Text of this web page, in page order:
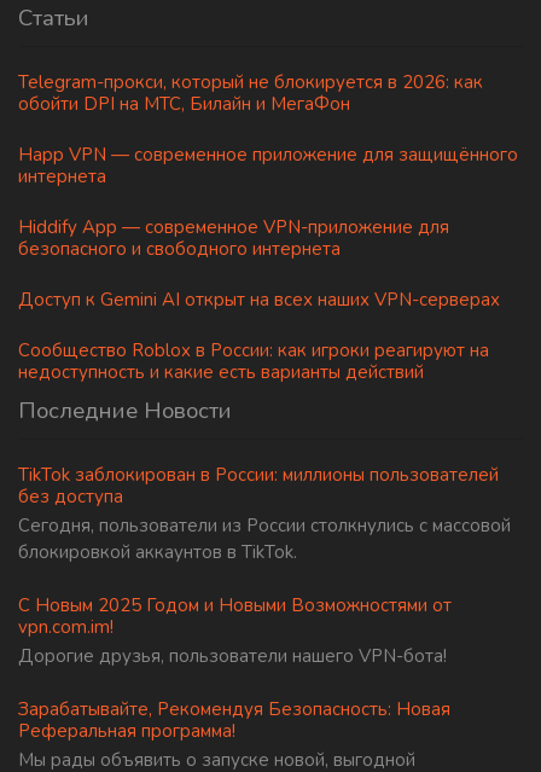
Статьи
Telegram-прокси, который не блокируется в 2026: как
обойти DPI на МТС, Билайн и МегаФон
Happ VPN — современное приложение для защищённого
интернета
Hiddify App — современное VPN-приложение для
безопасного и свободного интернета
Доступ к Gemini AI открыт на всех наших VPN-серверах
Сообщество Roblox в России: как игроки реагируют на
недоступность и какие есть варианты действий
Последние Новости
TikTok заблокирован в России: миллионы пользователей
без доступа
Сегодня, пользователи из России столкнулись с массовой
блокировкой аккаунтов в TikTok.
С Новым 2025 Годом и Новыми Возможностями от
vpn.com.im!
Дорогие друзья, пользователи нашего VPN-бота!
Зарабатывайте, Рекомендуя Безопасность: Новая
Реферальная программа!
Мы рады объявить о запуске новой, выгодной